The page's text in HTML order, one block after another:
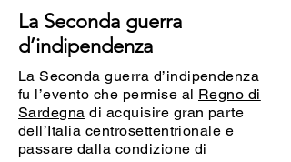
La Seconda guerra
d’indipendenza
La Seconda guerra d’indipendenza
fu l’evento che permise al Regno di
Sardegna di acquisire gran parte
dell’Italia centrosettentrionale e
passare dalla condizione di